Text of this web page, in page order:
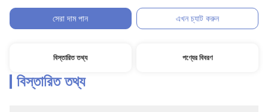
সেরা দাম পান এখন চ্যাট করুন
বিস্তারিত তথ্য পণ্যের বিবরণ
বিস্তারিত তথ্য